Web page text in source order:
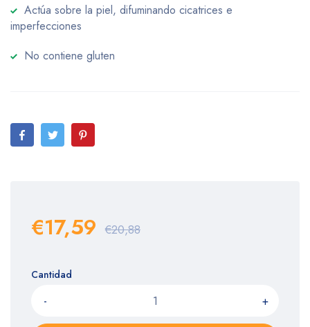
Actúa sobre la piel, difuminando cicatrices e
imperfecciones
No contiene gluten
€17,59 €20,88
Cantidad
- +